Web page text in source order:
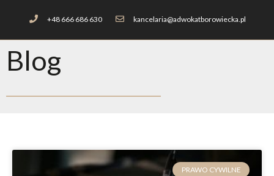
+48 666 686 630 kancelaria@adwokatborowiecka.pl
Blog
PRAWO CYWILNE